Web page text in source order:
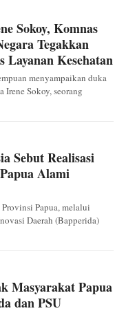
Sokoy, Komnas
Tegakkan
Layanan Kesehatan
menyampaikan duka
Irene Sokoy, seorang
Sebut Realisasi
Alami
Papua, melalui
Daerah (Bapperida)
Masyarakat Papua
dan PSU